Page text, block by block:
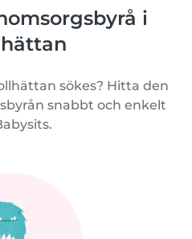
i
sökes? Hitta den
snabbt och enkelt